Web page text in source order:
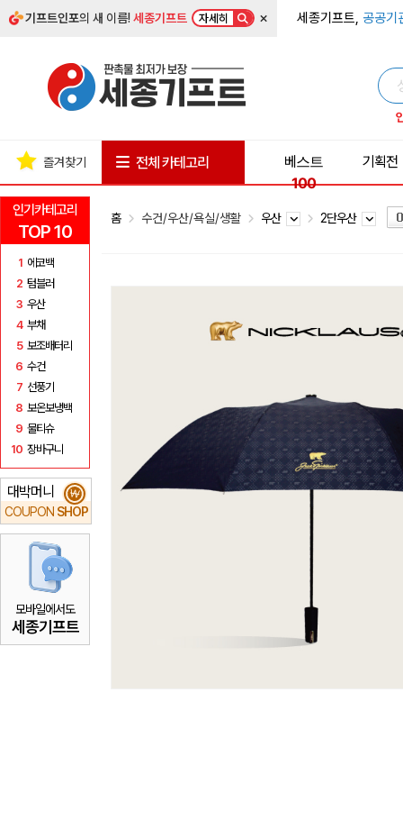
기프트인포의 새 이름!세종기프트 자세히 × 세종기프트, 공공기
인기카테고리
TOP 10
1 에코백
2 텀블러
3 우산
4 부채
5 보조배터리
6 수건
7 선풍기
8 보온보냉백
9 물티슈
10 장바구니
대박머니
COUPON SHOP
₩
모바일에서도
세종기프트
즐겨찾기 전체 카테고리
베스트
100
기획전
홈 수건/우산/욕실/생활 우산 2단우산